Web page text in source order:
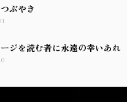
ぶやき
ジを読む者に永遠の幸いあれ